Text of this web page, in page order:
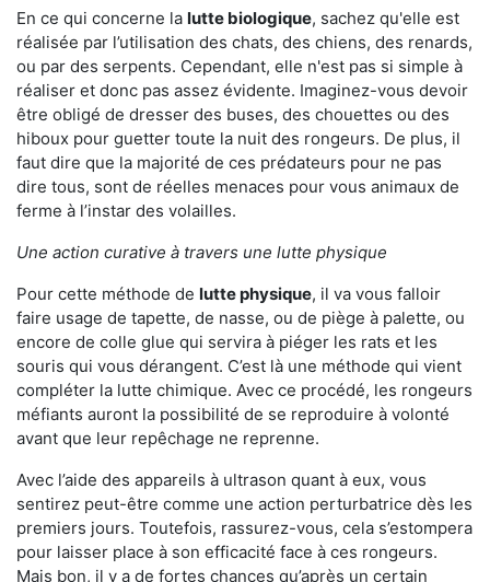
En ce qui concerne la lutte biologique, sachez qu'elle est
réalisée par l’utilisation des chats, des chiens, des renards,
ou par des serpents. Cependant, elle n'est pas si simple à
réaliser et donc pas assez évidente. Imaginez-vous devoir
être obligé de dresser des buses, des chouettes ou des
hiboux pour guetter toute la nuit des rongeurs. De plus, il
faut dire que la majorité de ces prédateurs pour ne pas
dire tous, sont de réelles menaces pour vous animaux de
ferme à l’instar des volailles.
Une action curative à travers une lutte physique
Pour cette méthode de lutte physique, il va vous falloir
faire usage de tapette, de nasse, ou de piège à palette, ou
encore de colle glue qui servira à piéger les rats et les
souris qui vous dérangent. C’est là une méthode qui vient
compléter la lutte chimique. Avec ce procédé, les rongeurs
méfiants auront la possibilité de se reproduire à volonté
avant que leur repêchage ne reprenne.
Avec l’aide des appareils à ultrason quant à eux, vous
sentirez peut-être comme une action perturbatrice dès les
premiers jours. Toutefois, rassurez-vous, cela s’estompera
pour laisser place à son efficacité face à ces rongeurs.
Mais bon, il y a de fortes chances qu’après un certain